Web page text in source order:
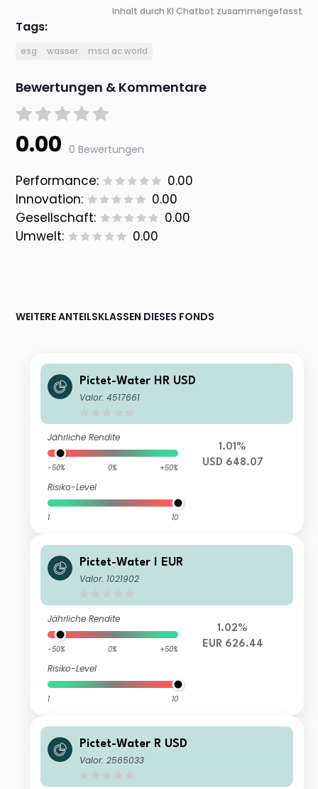
Inhalt durch KI Chatbot zusammengefasst
Tags:
esg wasser msci ac world
Bewertungen & Kommentare
0.00 0 Bewertungen
Performance:
0.00
Innovation:
0.00
Gesellschaft:
0.00
Umwelt:
0.00
WEITERE ANTEILSKLASSEN DIESES FONDS
Pictet-Water HR USD
Valor: 4517661
Jährliche Rendite
-50% 0% +50%
Risiko-Level
1 10
1.01%
USD 648.07
Pictet-Water I EUR
Valor: 1021902
Jährliche Rendite
-50% 0% +50%
Risiko-Level
1 10
1.02%
EUR 626.44
Pictet-Water R USD
Valor: 2565033